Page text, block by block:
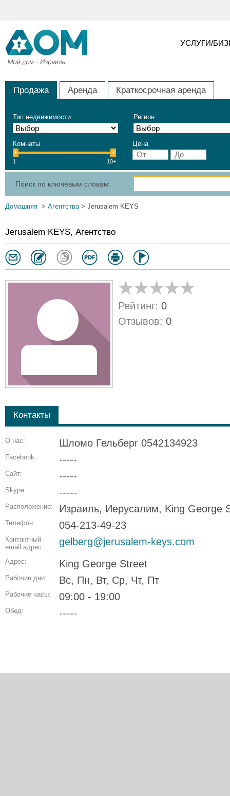
УСЛУГИ/
Продажа Аренда Краткосрочная аренда
Тип недвижимости Регион
Комнаты
1 10+
Цена
Поиск по ключевым словам:
Домашняя > Агентства> Jerusalem KEYS
Jerusalem KEYS, Агентство
Рейтинг: 0
Отзывов: 0
Контакты
О нас: Шломо Гельберг 0542134923
Facebook: -----
Сайт: -----
Skype: -----
Расположение: Израиль, Иерусалим, King George
Телефон: 054-213-49-23
Контактный
email адрес:
gelberg@jerusalem-keys.com
Адрес: King George Street
Рабочие дни: Вс, Пн, Вт, Ср, Чт, Пт
Рабочие часы: 09:00 - 19:00
Обед: -----